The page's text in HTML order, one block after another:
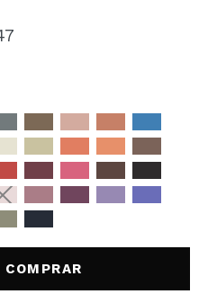
pode fazer as suas
o estado das suas
operações anteriores.
COMPRAR